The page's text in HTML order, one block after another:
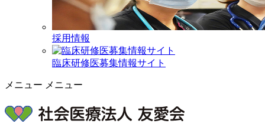
採用情報
臨床研修医募集情報サイト
メニュー メニュー